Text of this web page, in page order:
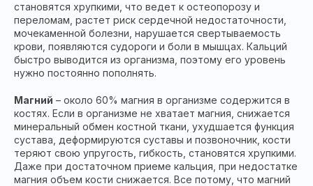
становятся хрупкими, что ведет к остеопорозу и
переломам, растет риск сердечной недостаточности,
мочекаменной болезни, нарушается свертываемость
крови, появляются судороги и боли в мышцах. Кальций
быстро выводится из организма, поэтому его уровень
нужно постоянно пополнять.
Магний – около 60% магния в организме содержится в
костях. Если в организме не хватает магния, снижается
минеральный обмен костной ткани, ухудшается функция
сустава, деформируются суставы и позвоночник, кости
теряют свою упругость, гибкость, становятся хрупкими.
Даже при достаточном приеме кальция, при недостатке
магния объем кости снижается. Все потому, что магний